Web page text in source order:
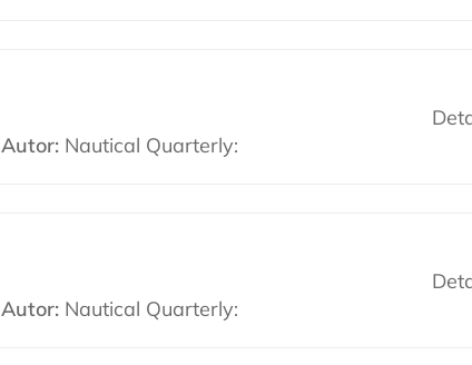
Autor:Nautical Quarterly:
Autor:Nautical Quarterly: